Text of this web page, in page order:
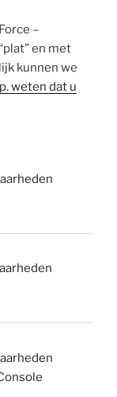
–
en met
kunnen we
weten dat u